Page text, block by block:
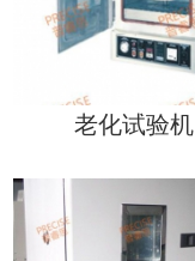
老化试验机